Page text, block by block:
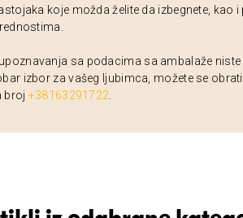
koje možda želite da izbegnete, kao
sa podacima sa ambalaže niste
izbor za vašeg ljubimca, možete se
broj +38163291722